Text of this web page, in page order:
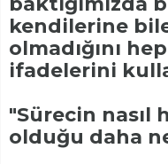
kendilerine bile
olmadığını
ifadelerini
"Sürecin nasıl
olduğu daha